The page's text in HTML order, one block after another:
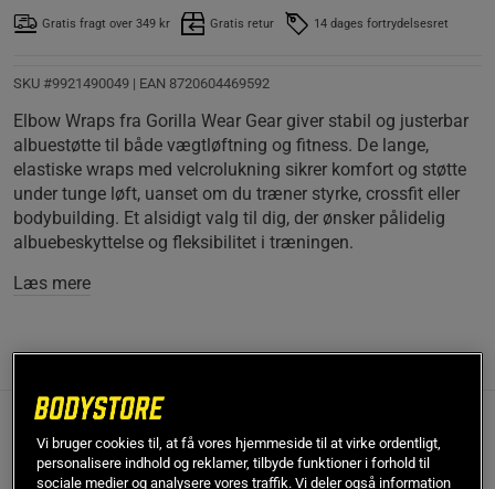
Gratis fragt over 349 kr Gratis retur 14 dages fortrydelsesret
SKU #9921490049 | EAN 8720604469592
Elbow Wraps fra Gorilla Wear Gear giver stabil og justerbar
albuestøtte til både vægtløftning og fitness. De lange,
elastiske wraps med velcrolukning sikrer komfort og støtte
under tunge løft, uanset om du træner styrke, crossfit eller
bodybuilding. Et alsidigt valg til dig, der ønsker pålidelig
albuebeskyttelse og fleksibilitet i træningen.
Læs mere
Beskrivelse
Vi bruger cookies til, at få vores hjemmeside til at virke ordentligt,
personalisere indhold og reklamer, tilbyde funktioner i forhold til
sociale medier og analysere vores traffik. Vi deler også information